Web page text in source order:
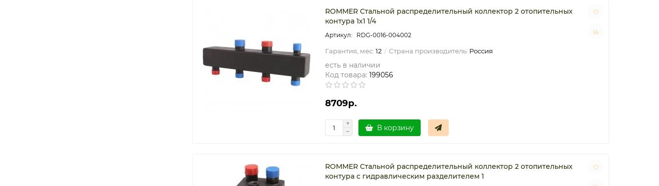
ROMMER Стальной распределительный коллектор 2 отопительных
контура 1х1 1/4
RDG-0016-004002
Гарантия, мес: 12 Страна производитель: Россия
есть в наличии
Код товара: 199056
8709р.
В корзину
ROMMER Стальной распределительный коллектор 2 отопительных
контура с гидравлическим разделителем 1